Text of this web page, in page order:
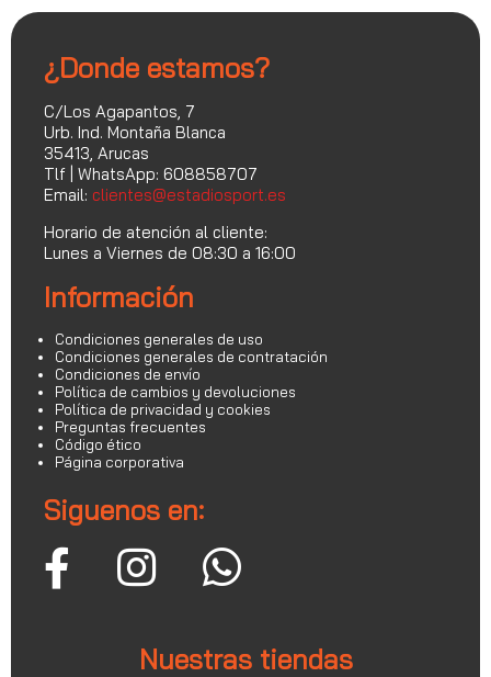
¿Donde estamos?
C/Los Agapantos, 7
Urb. Ind. Montaña Blanca
35413, Arucas
Tlf | WhatsApp: 608858707
Email: clientes@estadiosport.es
Horario de atención al cliente:
Lunes a Viernes de 08:30 a 16:00
Información
Condiciones generales de uso
Condiciones generales de contratación
Condiciones de envío
Política de cambios y devoluciones
Política de privacidad y cookies
Preguntas frecuentes
Código ético
Página corporativa
Siguenos en:
Nuestras tiendas